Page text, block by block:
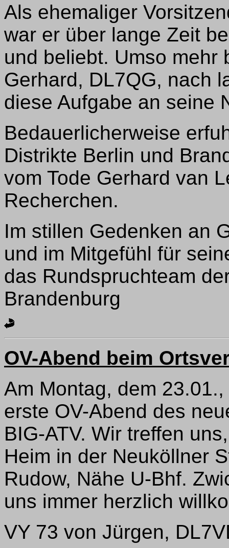
Als ehemaliger
war er über lange Zeit
und beliebt. Umso mehr
Gerhard, DL7QG, nach
diese Aufgabe an seine
Bedauerlicherweise
Distrikte Berlin und
vom Tode Gerhard van
Recherchen.
Im stillen Gedenken an
und im Mitgefühl für
das Rundspruchteam
Brandenburg
OV-Abend beim
Am Montag, dem
erste OV-Abend des
BIG-ATV. Wir treffen
Heim in der Neuköllner
Rudow, Nähe U-Bhf.
uns immer herzlich
VY 73 von Jürgen,